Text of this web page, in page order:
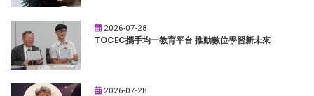
2026-07-28
TOCEC攜手均一教育平台 推動數位學習新未來
2026-07-28